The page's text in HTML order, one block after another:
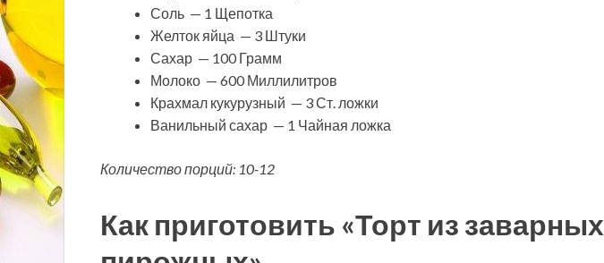
Соль — 1 Щепотка
Желток яйца — 3 Штуки
Сахар — 100 Грамм
Молоко — 600 Миллилитров
Крахмал кукурузный — 3 Ст. ложки
Ванильный сахар — 1 Чайная ложка
Количество порций: 10-12
Как приготовить «Торт из заварных